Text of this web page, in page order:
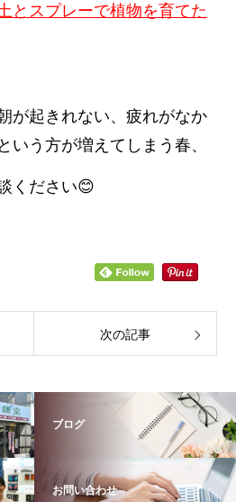
とスプレーで植物を育てた
が起きれない、疲れがなか
いう方が増えてしまう春、
ください😊
次の記事
ブログ
お問い合わせ